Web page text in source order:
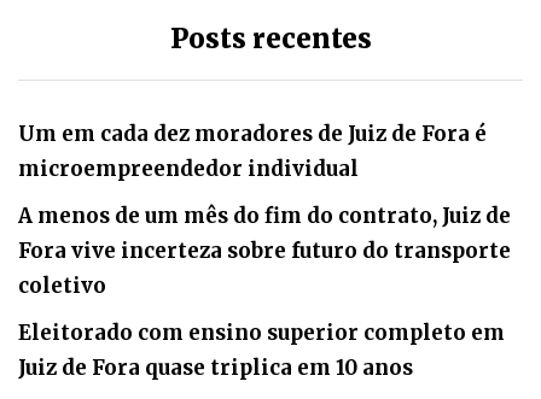
Posts recentes
Um em cada dez moradores de Juiz de Fora é
microempreendedor individual
A menos de um mês do fim do contrato, Juiz de
Fora vive incerteza sobre futuro do transporte
coletivo
Eleitorado com ensino superior completo em
Juiz de Fora quase triplica em 10 anos